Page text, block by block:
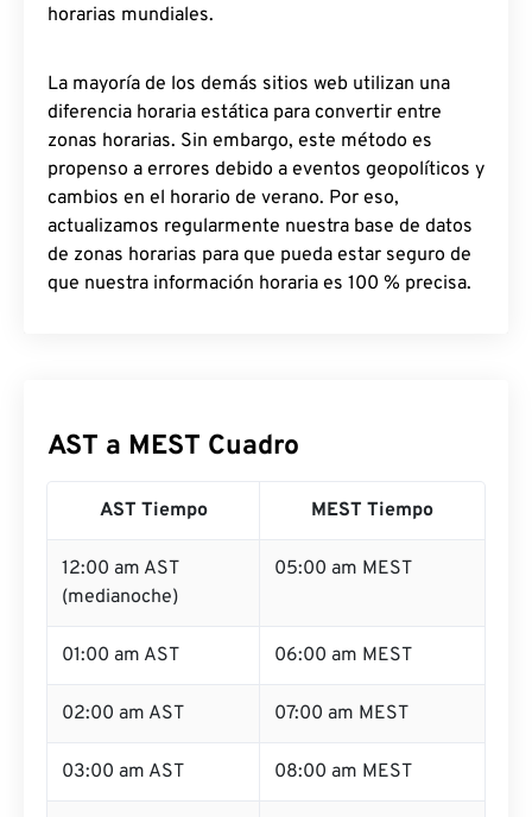
horarias mundiales.
La mayoría de los demás sitios web utilizan una
diferencia horaria estática para convertir entre
zonas horarias. Sin embargo, este método es
propenso a errores debido a eventos geopolíticos y
cambios en el horario de verano. Por eso,
actualizamos regularmente nuestra base de datos
de zonas horarias para que pueda estar seguro de
que nuestra información horaria es 100 % precisa.
AST a MEST Cuadro
AST Tiempo MEST Tiempo
12:00 am AST
(medianoche)
05:00 am MEST
01:00 am AST 06:00 am MEST
02:00 am AST 07:00 am MEST
03:00 am AST 08:00 am MEST